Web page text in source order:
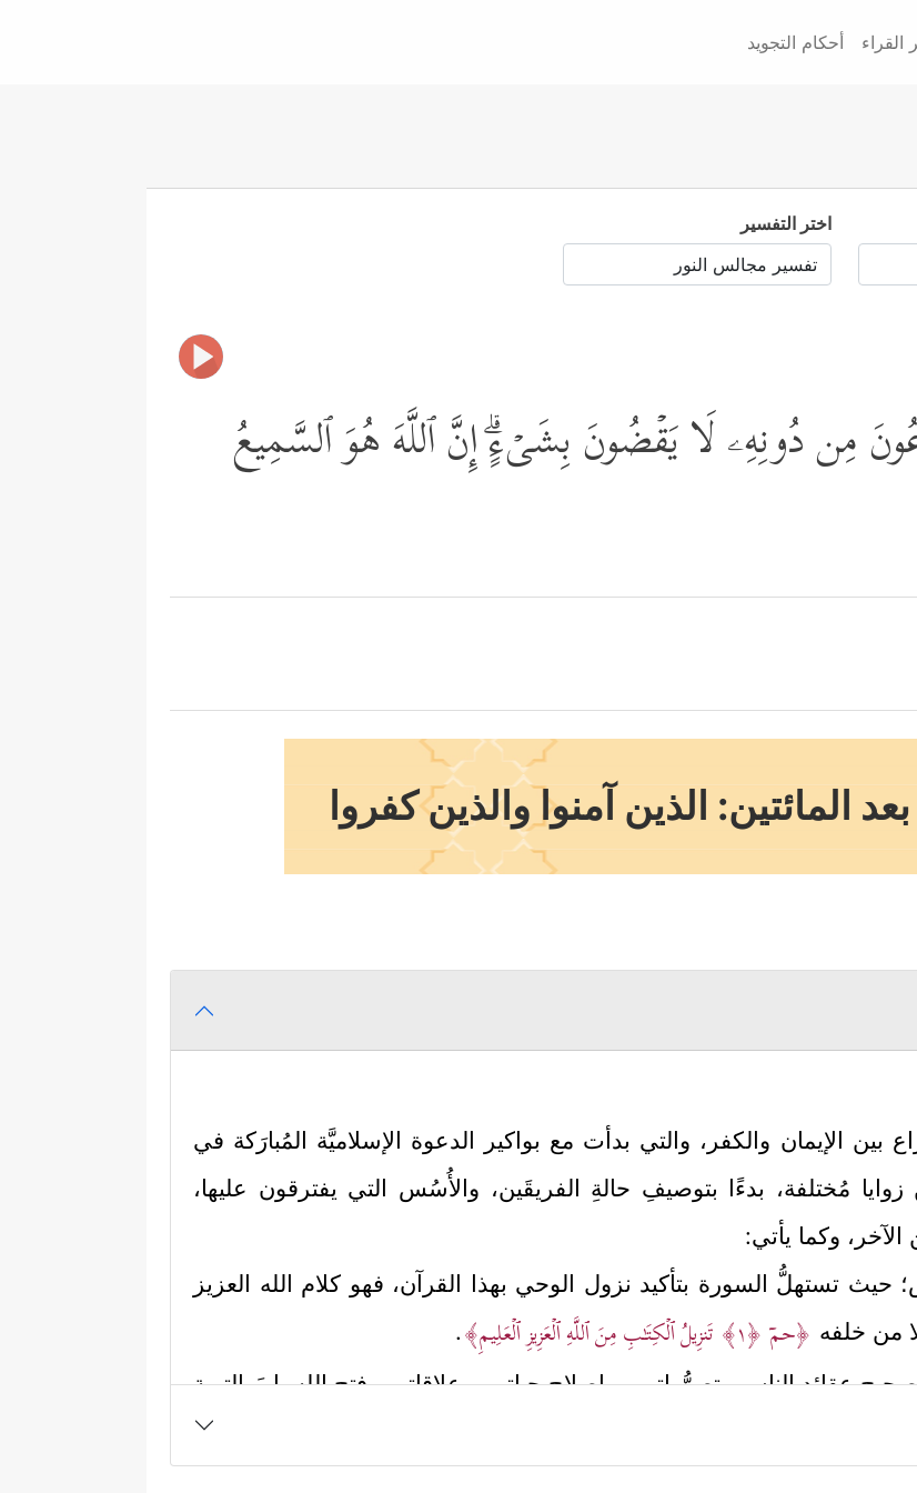
القراء أحكام التجويد
اختر التفسير
مِن دُونِهِۦ لَا یَقۡضُونَ بِشَیۡءٍۗ إِنَّ ٱللَّهَ هُوَ ٱلسَّمِیعُ
المائتين: الذين آمنوا والذين كفروا
بين الإيمان والكفر، والتي بدأت مع بواكير الدعوة الإسلاميَّة المُبارَكة في
مُختلفة، بدءًا بتوصيفِ حالةِ الفريقَين، والأُسُس التي يفترقون عليها،
وكما يأتي:
حيث تستهلُّ السورة بتأكيد نزول الوحي بهذا القرآن، فهو كلام الله العزيز
من خلفه ﴿حمۤ ﴿١﴾ تَنزِیلُ ٱلۡكِتَـٰبِ مِنَ ٱللَّهِ ٱلۡعَزِیزِ ٱلۡعَلِیمِ﴾ .
عقائد الناس وتصوُّراتهم، وإصلاح حياتهم وعلاقاتهم، فتح الله بابَ التوبة
ذاته من التمادي في الخطأ، والإصرار على المعصية
﴿غَافِرِ ٱلذَّنۢبِ وَقَابِلِ